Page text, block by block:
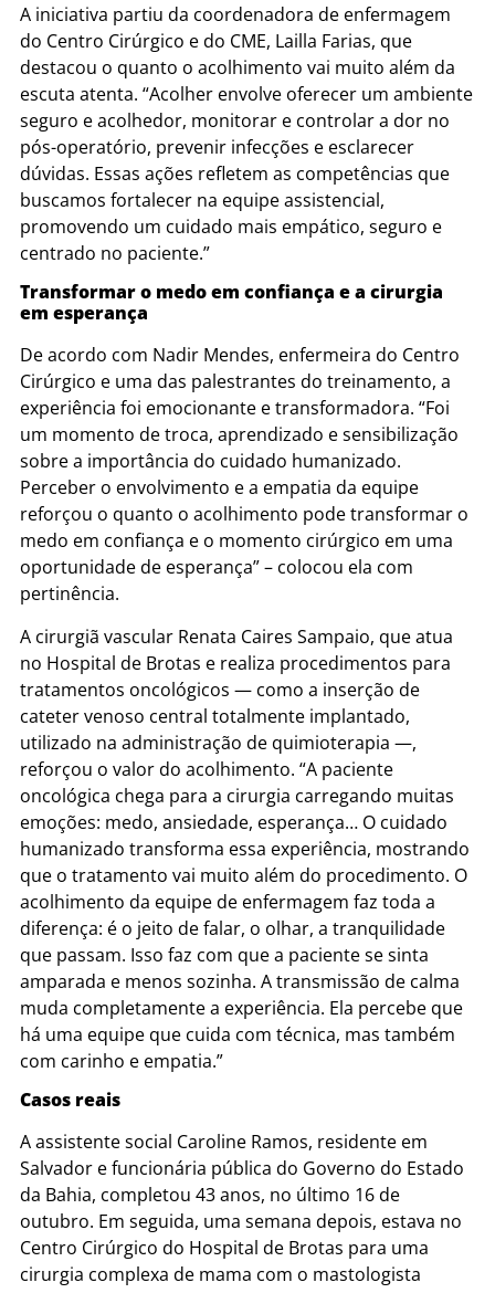
A iniciativa partiu da coordenadora de enfermagem
do Centro Cirúrgico e do CME, Lailla Farias, que
destacou o quanto o acolhimento vai muito além da
escuta atenta. “Acolher envolve oferecer um ambiente
seguro e acolhedor, monitorar e controlar a dor no
pós-operatório, prevenir infecções e esclarecer
dúvidas. Essas ações refletem as competências que
buscamos fortalecer na equipe assistencial,
promovendo um cuidado mais empático, seguro e
centrado no paciente.”
Transformar o medo em confiança e a cirurgia
em esperança
De acordo com Nadir Mendes, enfermeira do Centro
Cirúrgico e uma das palestrantes do treinamento, a
experiência foi emocionante e transformadora. “Foi
um momento de troca, aprendizado e sensibilização
sobre a importância do cuidado humanizado.
Perceber o envolvimento e a empatia da equipe
reforçou o quanto o acolhimento pode transformar o
medo em confiança e o momento cirúrgico em uma
oportunidade de esperança” – colocou ela com
pertinência.
A cirurgiã vascular Renata Caires Sampaio, que atua
no Hospital de Brotas e realiza procedimentos para
tratamentos oncológicos — como a inserção de
cateter venoso central totalmente implantado,
utilizado na administração de quimioterapia —,
reforçou o valor do acolhimento. “A paciente
oncológica chega para a cirurgia carregando muitas
emoções: medo, ansiedade, esperança… O cuidado
humanizado transforma essa experiência, mostrando
que o tratamento vai muito além do procedimento. O
acolhimento da equipe de enfermagem faz toda a
diferença: é o jeito de falar, o olhar, a tranquilidade
que passam. Isso faz com que a paciente se sinta
amparada e menos sozinha. A transmissão de calma
muda completamente a experiência. Ela percebe que
há uma equipe que cuida com técnica, mas também
com carinho e empatia.”
Casos reais
A assistente social Caroline Ramos, residente em
Salvador e funcionária pública do Governo do Estado
da Bahia, completou 43 anos, no último 16 de
outubro. Em seguida, uma semana depois, estava no
Centro Cirúrgico do Hospital de Brotas para uma
cirurgia complexa de mama com o mastologista